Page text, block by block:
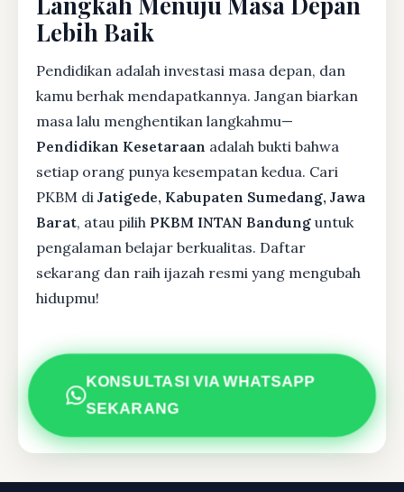
Lebih Baik
Pendidikan adalah investasi masa depan, dan
kamu berhak mendapatkannya. Jangan biarkan
masa lalu menghentikan langkahmu—
Pendidikan Kesetaraan adalah bukti bahwa
setiap orang punya kesempatan kedua. Cari
PKBM di Jatigede, Kabupaten Sumedang, Jawa
Barat, atau pilih PKBM INTAN Bandung untuk
pengalaman belajar berkualitas. Daftar
sekarang dan raih ijazah resmi yang mengubah
hidupmu!
KONSULTASI VIA WHATSAPP
SEKARANG